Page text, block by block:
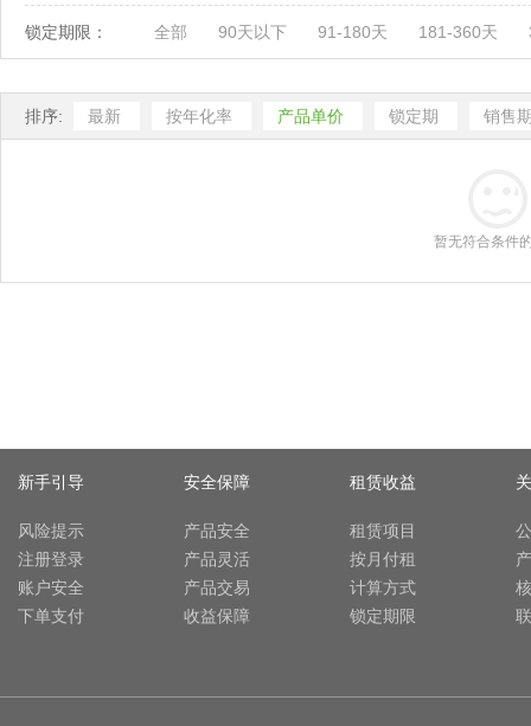
锁定期限： 全部 90天以下 91-180天 181-360天
排序: 最新 按年化率 产品单价 锁定期 销售
暂无符合条件
新手引导
风险提示
注册登录
账户安全
下单支付
安全保障
产品安全
产品灵活
产品交易
收益保障
租赁收益
租赁项目
按月付租
计算方式
锁定期限